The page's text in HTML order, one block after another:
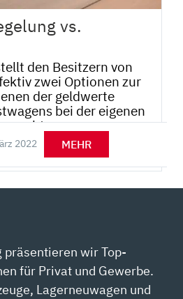
vs.
den Besitzern von
zwei Optionen zur
der geldwerte
bei der eigenen
2022 MEHR
präsentieren wir Top-
für Privat und Gewerbe.
Lagerneuwagen und